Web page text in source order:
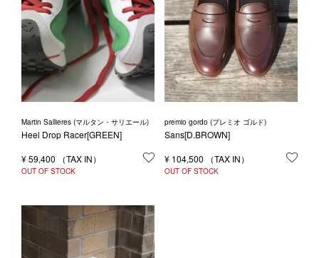
Martin Sallieres (マルタン・サリエール)
Heel Drop Racer[GREEN]
¥59,400 お気に入りに登録する
OUT OF STOCK
premio gordo (プレミオ ゴルド)
Sans[D.BROWN]
¥ 104,500
OUT OF STOCK